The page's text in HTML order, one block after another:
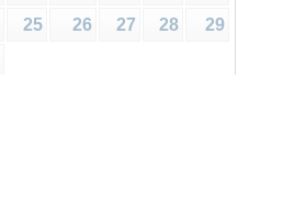
25 26 27 28
29